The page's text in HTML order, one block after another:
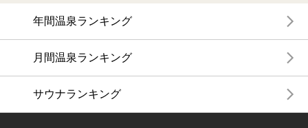
年間温泉ランキング
月間温泉ランキング
サウナランキング